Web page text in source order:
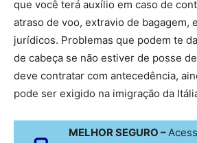
que você terá auxílio em caso de
atraso de voo, extravio de bagagem,
jurídicos. Problemas que podem te
de cabeça se não estiver de posse
deve contratar com antecedência,
pode ser exigido na imigração da
MELHOR SEGURO –